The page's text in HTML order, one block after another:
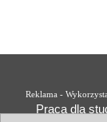
Reklama -
Praca dla